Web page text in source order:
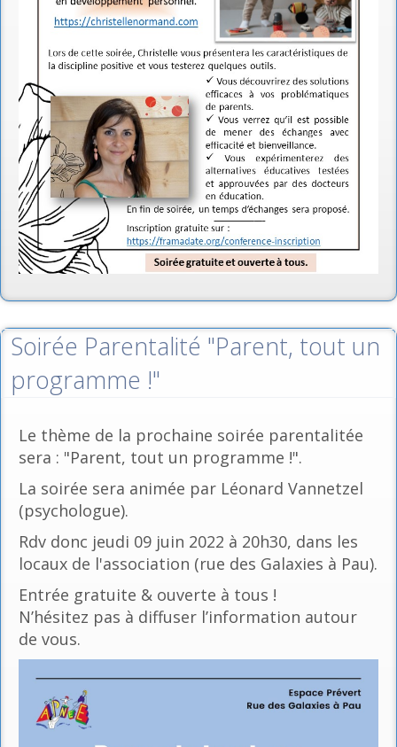
Soirée Parentalité "Parent, tout un
programme !"
Le thème de la prochaine soirée parentalitée
sera : "Parent, tout un programme !".
La soirée sera animée par Léonard Vannetzel
(psychologue).
Rdv donc jeudi 09 juin 2022 à 20h30, dans les
locaux de l'association (rue des Galaxies à Pau).
Entrée gratuite & ouverte à tous !
N’hésitez pas à diffuser l’information autour
de vous.